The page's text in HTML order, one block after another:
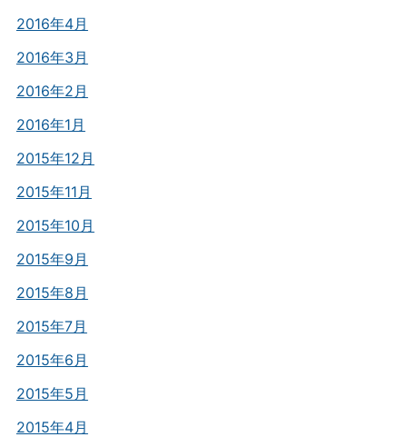
2016年4月
2016年3月
2016年2月
2016年1月
2015年12月
2015年11月
2015年10月
2015年9月
2015年8月
2015年7月
2015年6月
2015年5月
2015年4月